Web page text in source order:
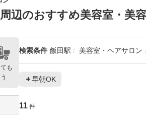
周辺のおすすめ美容室・美
検索条件 飯田駅 美容室・ヘアサロン
早朝OK
11 件
も